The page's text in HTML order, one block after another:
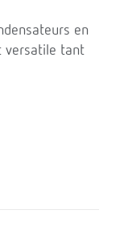
en
versatile tant